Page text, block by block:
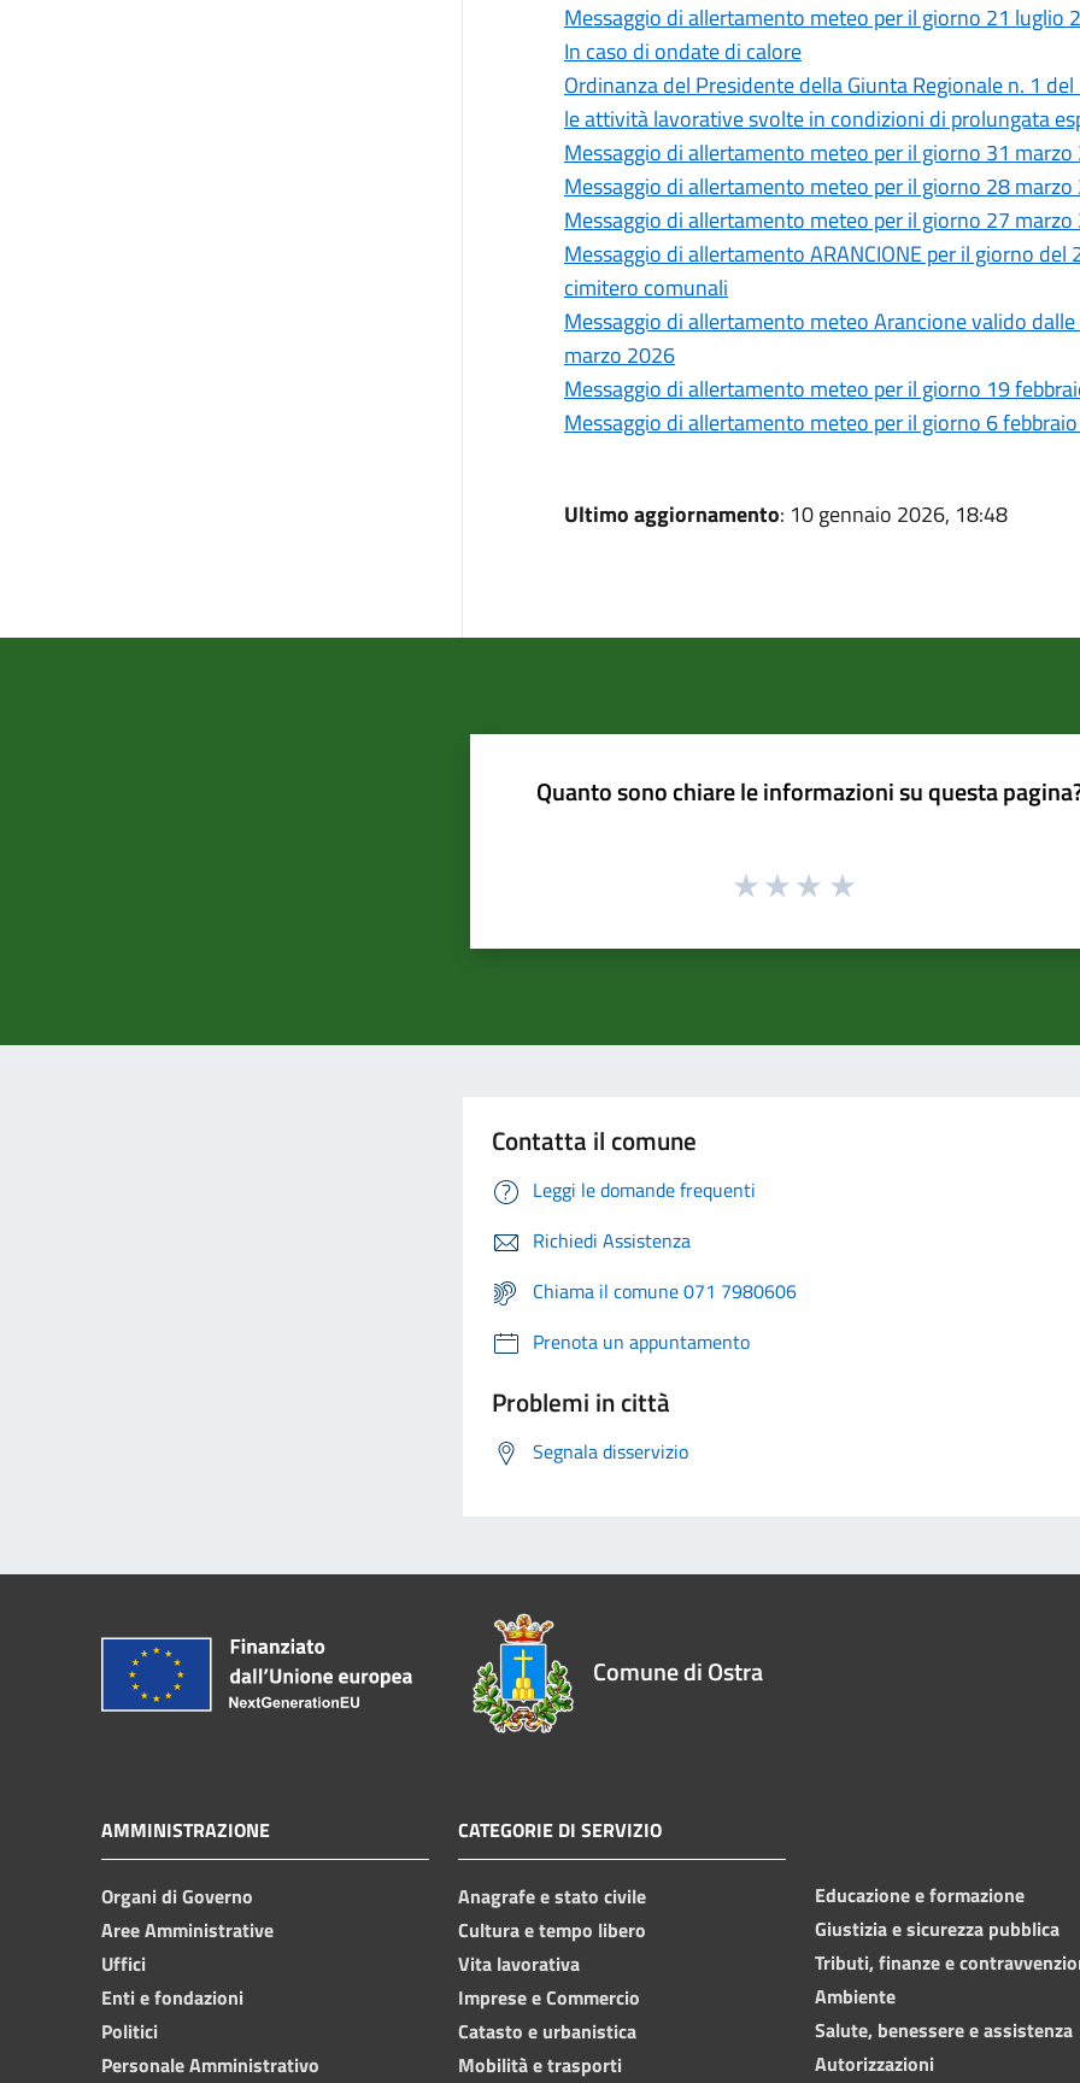
Messaggio di allertamento meteo per il giorno 21 luglio
In caso di ondate di calore
Ordinanza del Presidente della Giunta Regionale n. 1
le attività lavorative svolte in condizioni di prolungata
Messaggio di allertamento meteo per il giorno 31
Messaggio di allertamento meteo per il giorno 28
Messaggio di allertamento meteo per il giorno 27
Messaggio di allertamento ARANCIONE per il giorno
cimitero comunali
Messaggio di allertamento meteo Arancione valido
marzo 2026
Messaggio di allertamento meteo per il giorno 19
Messaggio di allertamento meteo per il giorno 6
Ultimo aggiornamento: 10 gennaio 2026, 18:48
Quanto sono chiare le informazioni su questa
Contatta il comune
Leggi le domande frequenti
Richiedi Assistenza
Chiama il comune 071 7980606
Prenota un appuntamento
Problemi in città
Segnala disservizio
Comune di Ostra
AMMINISTRAZIONE
Organi di Governo
Aree Amministrative
Uffici
Enti e fondazioni
Politici
Personale Amministrativo
CATEGORIE DI SERVIZIO
Anagrafe e stato civile
Cultura e tempo libero
Vita lavorativa
Imprese e Commercio
Catasto e urbanistica
Mobilità e trasporti
Educazione e formazione
Giustizia e sicurezza pubblica
Tributi, finanze e
Ambiente
Salute, benessere e assistenza
Autorizzazioni